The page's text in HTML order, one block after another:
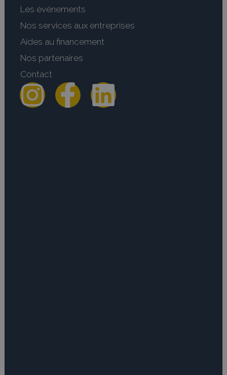
Les événements
Nos services aux entreprises
Aides au financement
Nos partenaires
Contact